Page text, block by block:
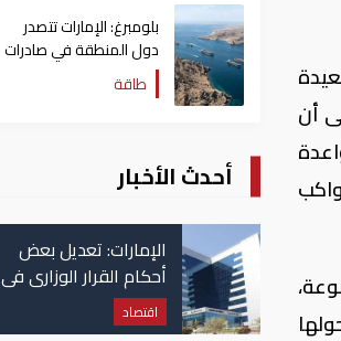
أن
بلومبرغ: الإمارات تتصدر
دول المنطقة في صادرات
النفط عبر مضيق هرمز
طاقة
أحدث الأخبار
الإمارات: تعديل بعض
أحكام القرار الوزاري في
شأن الضريبة على
الشركات والأعمال
اقتصاد